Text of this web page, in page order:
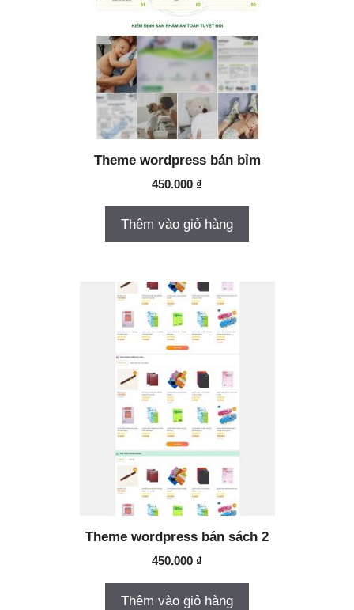
Theme wordpress bán bỉm
450.000 ₫
Thêm vào giỏ hàng
Theme wordpress bán sách 2
450.000 ₫
Thêm vào giỏ hàng